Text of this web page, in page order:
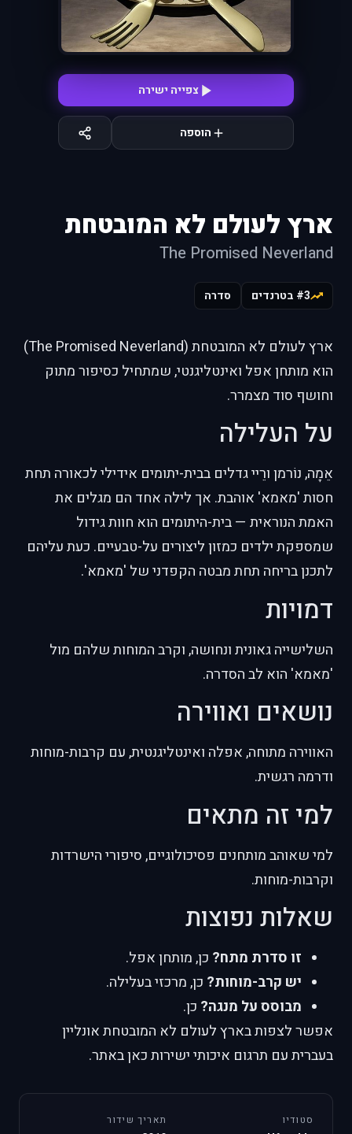
צפייה ישירה
הוספה
ארץ לעולם לא המובטחת
The Promised Neverland
#3 בטרנדים סדרה
ארץ לעולם לא המובטחת (The Promised Neverland)
הוא מותחן אפל ואינטליגנטי, שמתחיל כסיפור מתוק
וחושף סוד מצמרר.
על העלילה
אֵמָה, נוֹרמן ורֵיי גדלים בבית-יתומים אידילי לכאורה תחת
חסות 'מאמא' אוהבת. אך לילה אחד הם מגלים את
האמת הנוראית — בית-היתומים הוא חוות גידול
שמספקת ילדים כמזון ליצורים על-טבעיים. כעת עליהם
לתכנן בריחה תחת מבטה הקפדני של 'מאמא'.
דמויות
השלישייה גאונית ונחושה, וקרב המוחות שלהם מול
'מאמא' הוא לב הסדרה.
נושאים ואווירה
האווירה מתוחה, אפלה ואינטליגנטית, עם קרבות-מוחות
ודרמה רגשית.
למי זה מתאים
למי שאוהב מותחנים פסיכולוגיים, סיפורי הישרדות
וקרבות-מוחות.
שאלות נפוצות
זו סדרת מתח? כן, מותחן אפל.
יש קרב-מוחות? כן, מרכזי בעלילה.
מבוסס על מנגה? כן.
אפשר לצפות בארץ לעולם לא המובטחת אונליין
בעברית עם תרגום איכותי ישירות כאן באתר.
סטודיו תאריך שידור